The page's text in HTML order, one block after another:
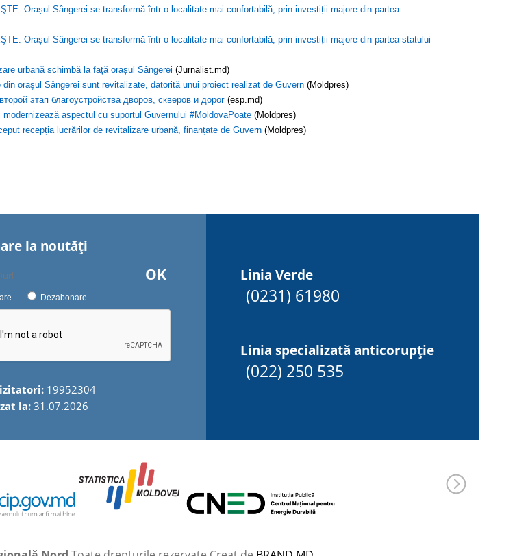
Orașul Sângerei se transformă într-o localitate mai confortabilă, prin investiții majore din partea
Orașul Sângerei se transformă într-o localitate mai confortabilă, prin investiții majore din partea statului
urbană schimbă la față orașul Sângerei (Jurnalist.md)
oraşul Sângerei sunt revitalizate, datorită unui proiect realizat de Guvern (Moldpres)
этап благоустройства дворов, скверов и дорог (esp.md)
aspectul cu suportul Guvernului #MoldovaPoate (Moldpres)
recepția lucrărilor de revitalizare urbană, finanțate de Guvern (Moldpres)
la noutăţi
OK
Dezabonare
19952304
la:31.07.2026
Linia Verde
(0231) 61980
Linia specializată anticorupție
(022) 250 535